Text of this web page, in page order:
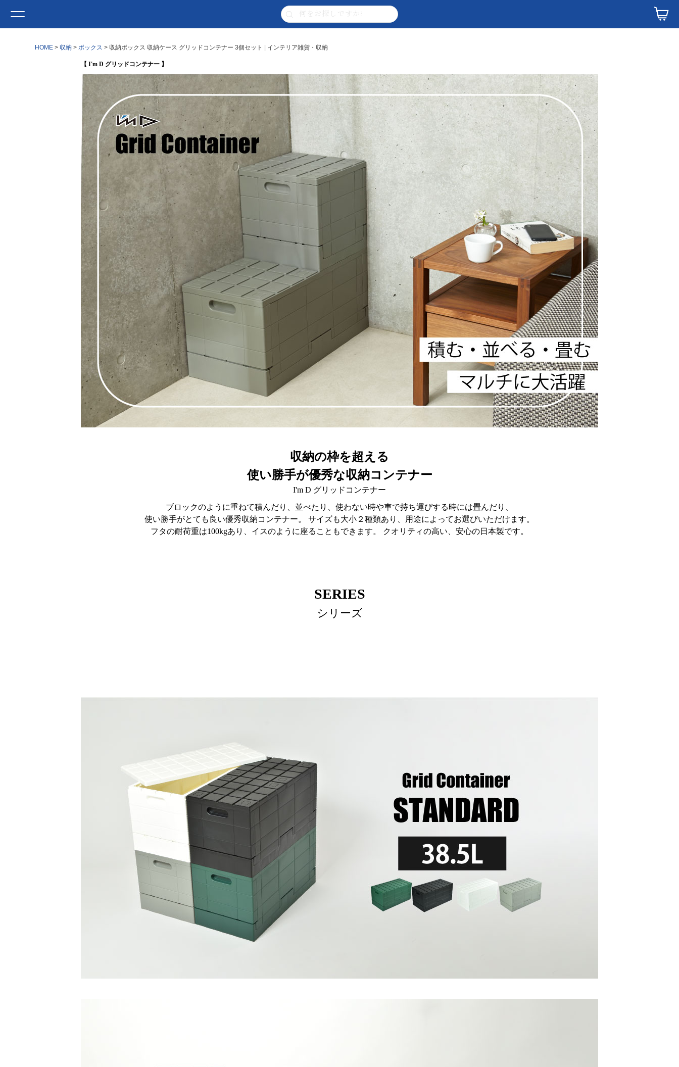
HOME 収納 ボックス 収納ボックス 収納ケース グリッドコンテナー 3個セット | インテリア雑貨・収納
【 I'm D グリッドコンテナー 】
収納の枠を超える
使い勝手が優秀な収納コンテナー
I'm D グリッドコンテナー
ブロックのように重ねて積んだり、並べたり、使わない時や車で持ち運びする時には畳んだり、
使い勝手がとても良い優秀収納コンテナー。 サイズも大小２種類あり、用途によってお選びいただけます。
フタの耐荷重は100kgあり、イスのように座ることもできます。 クオリティの高い、安心の日本製です。
SERIES
シリーズ